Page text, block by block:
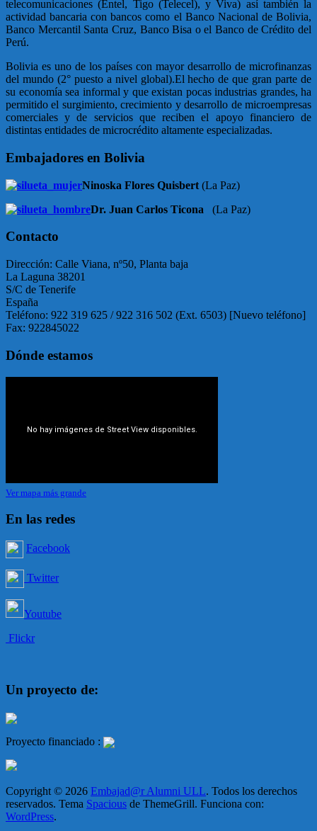
telecomunicaciones (Entel, Tigo (Telecel), y Viva) así también la
actividad bancaria con bancos como el Banco Nacional de Bolivia,
Banco Mercantil Santa Cruz, Banco Bisa o el Banco de Crédito del
Perú.
Bolivia es uno de los países con mayor desarrollo de microfinanzas
del mundo (2° puesto a nivel global).El hecho de que gran parte de
su economía sea informal y que existan pocas industrias grandes, ha
permitido el surgimiento, crecimiento y desarrollo de microempresas
comerciales y de servicios que reciben el apoyo financiero de
distintas entidades de microcrédito altamente especializadas.
Embajadores en Bolivia
Ninoska Flores Quisbert (La Paz)
Dr. Juan Carlos Ticona
(La Paz)
Contacto
Dirección: Calle Viana, nº50, Planta baja
La Laguna 38201
S/C de Tenerife
España
Teléfono: 922 319 625 / 922 316 502 (Ext. 6503) [Nuevo teléfono]
Fax: 922845022
Dónde estamos
Ver mapa más grande
En las redes
Facebook
Twitter
Youtube
Flickr
Un proyecto de:
Proyecto financiado :
Copyright © 2026 Embajad@r Alumni ULL. Todos los derechos
reservados. Tema Spacious de ThemeGrill. Funciona con:
WordPress.